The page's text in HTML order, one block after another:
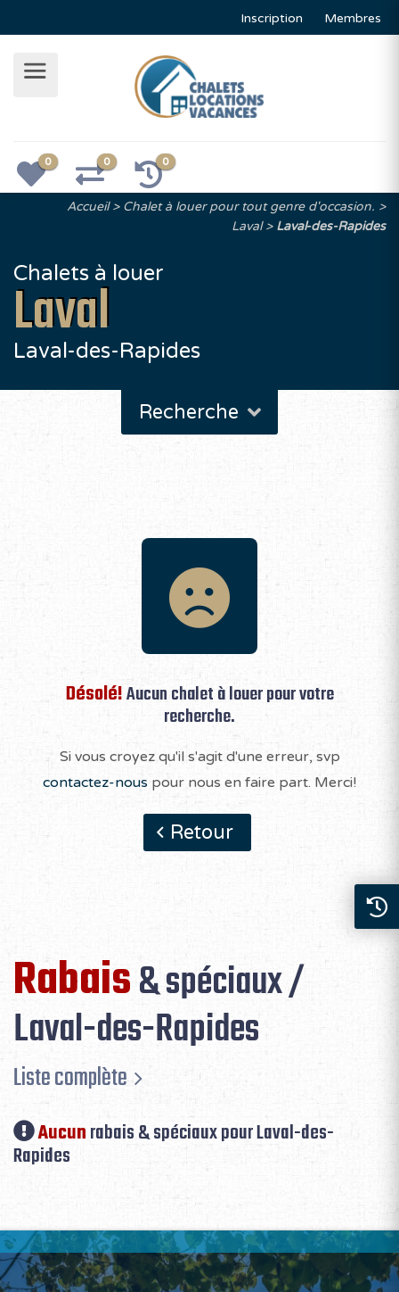
Inscription Membres
0 0 0
Accueil
Chalet à louer pour tout genre d'occasion.
Laval
Laval-des-Rapides
Chalets à louer
Laval
Laval-des-Rapides
Recherche
Désolé!Aucun chalet à louer pour votre
recherche.
Si vous croyez qu'il s'agit d'une erreur, svp
contactez-nous pour nous en faire part. Merci!
Retour
Rabais& spéciaux /
Laval-des-Rapides
Liste complète
Aucunrabais & spéciaux pour Laval-des-
Rapides